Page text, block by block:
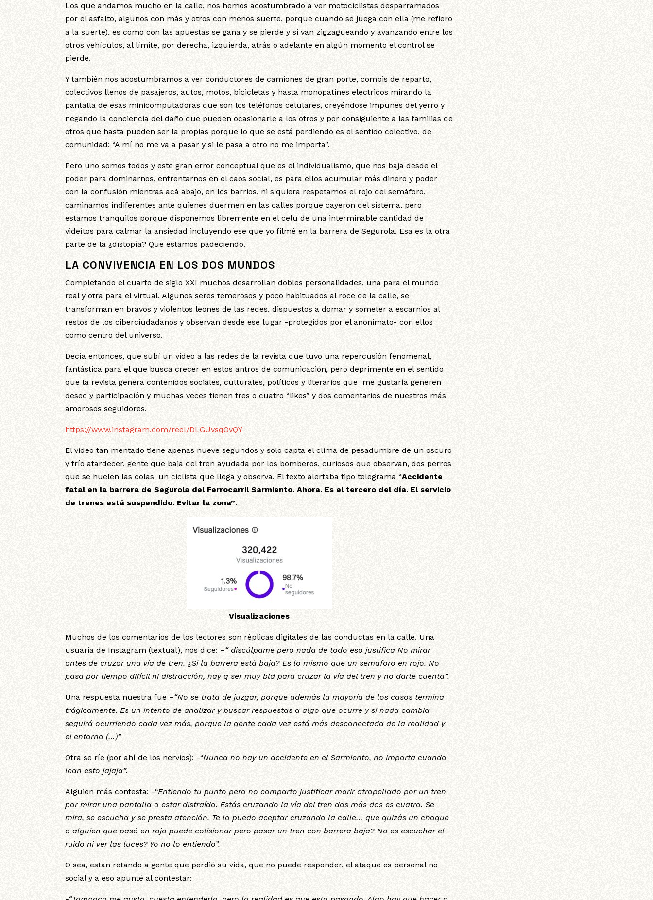
Los que andamos mucho en la calle, nos hemos acostumbrado a ver motociclistas desparramados
por el asfalto, algunos con más y otros con menos suerte, porque cuando se juega con ella (me refiero
a la suerte), es como con las apuestas se gana y se pierde y si van zigzagueando y avanzando entre los
otros vehículos, al límite, por derecha, izquierda, atrás o adelante en algún momento el control se
pierde.
Y también nos acostumbramos a ver conductores de camiones de gran porte, combis de reparto,
colectivos llenos de pasajeros, autos, motos, bicicletas y hasta monopatines eléctricos mirando la
pantalla de esas minicomputadoras que son los teléfonos celulares, creyéndose impunes del yerro y
negando la conciencia del daño que pueden ocasionarle a los otros y por consiguiente a las familias de
otros que hasta pueden ser la propias porque lo que se está perdiendo es el sentido colectivo, de
comunidad: “A mí no me va a pasar y si le pasa a otro no me importa”.
Pero uno somos todos y este gran error conceptual que es el individualismo, que nos baja desde el
poder para dominarnos, enfrentarnos en el caos social, es para ellos acumular más dinero y poder
con la confusión mientras acá abajo, en los barrios, ni siquiera respetamos el rojo del semáforo,
caminamos indiferentes ante quienes duermen en las calles porque cayeron del sistema, pero
estamos tranquilos porque disponemos libremente en el celu de una interminable cantidad de
videítos para calmar la ansiedad incluyendo ese que yo filmé en la barrera de Segurola. Esa es la otra
parte de la ¿distopía? Que estamos padeciendo.
LA CONVIVENCIA EN LOS DOS MUNDOS
Completando el cuarto de siglo XXI muchos desarrollan dobles personalidades, una para el mundo
real y otra para el virtual. Algunos seres temerosos y poco habituados al roce de la calle, se
transforman en bravos y violentos leones de las redes, dispuestos a domar y someter a escarnios al
restos de los ciberciudadanos y observan desde ese lugar -protegidos por el anonimato- con ellos
como centro del universo.
Decía entonces, que subí un video a las redes de la revista que tuvo una repercusión fenomenal,
fantástica para el que busca crecer en estos antros de comunicación, pero deprimente en el sentido
que la revista genera contenidos sociales, culturales, políticos y literarios que me gustaría generen
deseo y participación y muchas veces tienen tres o cuatro “likes” y dos comentarios de nuestros más
amorosos seguidores.
https://www.instagram.com/reel/DLGUvsqOvQY
El video tan mentado tiene apenas nueve segundos y solo capta el clima de pesadumbre de un oscuro
y frío atardecer, gente que baja del tren ayudada por los bomberos, curiosos que observan, dos perros
que se huelen las colas, un ciclista que llega y observa. El texto alertaba tipo telegrama “Accidente
fatal en la barrera de Segurola del Ferrocarril Sarmiento. Ahora. Es el tercero del día. El servicio
de trenes está suspendido. Evitar la zona”.
Visualizaciones
Muchos de los comentarios de los lectores son réplicas digitales de las conductas en la calle. Una
usuaria de Instagram (textual), nos dice: –“ discúlpame pero nada de todo eso justifica No mirar
antes de cruzar una vía de tren. ¿Si la barrera está baja? Es lo mismo que un semáforo en rojo. No
pasa por tiempo difícil ni distracción, hay q ser muy bld para cruzar la vía del tren y no darte cuenta”.
Una respuesta nuestra fue –“No se trata de juzgar, porque además la mayoría de los casos termina
trágicamente. Es un intento de analizar y buscar respuestas a algo que ocurre y si nada cambia
seguirá ocurriendo cada vez más, porque la gente cada vez está más desconectada de la realidad y
el entorno (…)”
Otra se ríe (por ahí de los nervios): -“Nunca no hay un accidente en el Sarmiento, no importa cuando
lean esto jajaja”.
Alguien más contesta: -“Entiendo tu punto pero no comparto justificar morir atropellado por un tren
por mirar una pantalla o estar distraído. Estás cruzando la vía del tren dos más dos es cuatro. Se
mira, se escucha y se presta atención. Te lo puedo aceptar cruzando la calle… que quizás un choque
o alguien que pasó en rojo puede colisionar pero pasar un tren con barrera baja? No es escuchar el
ruido ni ver las luces? Yo no lo entiendo”.
O sea, están retando a gente que perdió su vida, que no puede responder, el ataque es personal no
social y a eso apunté al contestar: